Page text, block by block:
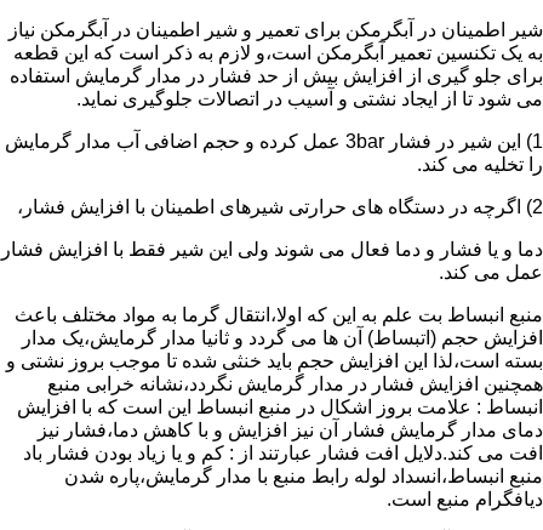
شیر اطمینان در آبگرمکن برای تعمیر و شیر اطمینان در آبگرمکن نیاز
به یک تکنسین تعمیر آبگرمکن است،و لازم به ذکر است که این قطعه
برای جلو گیری از افزایش بیش از حد فشار در مدار گرمایش استفاده
می شود تا از ایجاد نشتی و آسیب در اتصالات جلوگیری نماید.
1) این شیر در فشار 3bar عمل کرده و حجم اضافی آب مدار گرمایش
را تخلیه می کند.
2) اگرچه در دستگاه های حرارتی شیرهای اطمینان با افزایش فشار،
دما و یا فشار و دما فعال می شوند ولی این شیر فقط با افزایش فشار
عمل می کند.
منبع انبساط بت علم به این که اولا،انتقال گرما به مواد مختلف باعث
افزایش حجم (اتبساط) آن ها می گردد و ثانیا مدار گرمایش،یک مدار
بسته است،لذا این افزایش حجم باید خنثی شده تا موجب بروز نشتی و
همچنین افزایش فشار در مدار گرمایش نگردد،نشانه خرابی منبع
انبساط : علامت بروز اشکال در منبع انبساط این است که با افزایش
دمای مدار گرمایش فشار آن نیز افزایش و با کاهش دما،فشار نیز
افت می کند.دلایل افت فشار عبارتند از : کم و یا زیاد بودن فشار باد
منبع انبساط،انسداد لوله رابط منبع با مدار گرمایش،پاره شدن
دیافگرام منبع است.